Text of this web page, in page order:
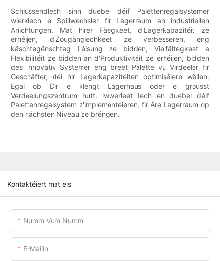
Schlussendlech sinn duebel déif Palettenregalsystemer
wierklech e Spillwechsler fir Lagerraum an industriellen
Ariichtungen. Mat hirer Fäegkeet, d'Lagerkapazitéit ze
erhéijen, d'Zougänglechkeet ze verbesseren, eng
käschtegënschteg Léisung ze bidden, Vielfältegkeet a
Flexibilitéit ze bidden an d'Produktivitéit ze erhéijen, bidden
dës innovativ Systemer eng breet Palette vu Virdeeler fir
Geschäfter, déi hir Lagerkapazitéiten optimiséiere wëllen.
Egal ob Dir e klengt Lagerhaus oder e grousst
Verdeelungszentrum hutt, iwwerleet Iech en duebel déif
Palettenregalsystem z'implementéieren, fir Äre Lagerraum op
den nächsten Niveau ze bréngen.
Kontaktéiert mat eis
Numm Vum Numm
E-Mailin